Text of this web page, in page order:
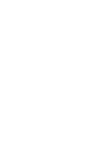
p/index.html